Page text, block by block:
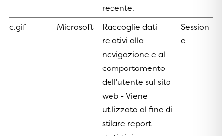
recente.
c.gif Microsoft
Raccoglie dati
relativi alla
navigazione e al
comportamento
dell'utente sul sito
web - Viene
utilizzato al fine di
stilare report
Session
e